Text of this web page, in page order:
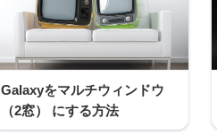
Galaxyをマルチウィンドウ
（2窓） にする方法